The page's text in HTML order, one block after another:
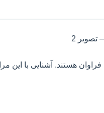
هستند. آشنایی با این